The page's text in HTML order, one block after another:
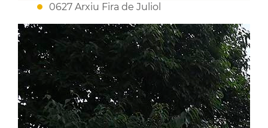
0627 Arxiu Fira de Juliol